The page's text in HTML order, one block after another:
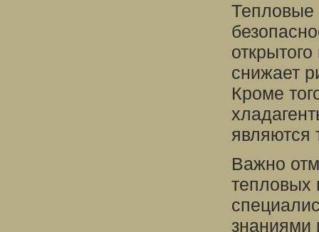
Тепловые
снижает
Кроме
являются
Важно
тепловых
знаниями